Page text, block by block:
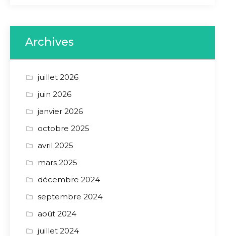
Archives
juillet 2026
juin 2026
janvier 2026
octobre 2025
avril 2025
mars 2025
décembre 2024
septembre 2024
août 2024
juillet 2024